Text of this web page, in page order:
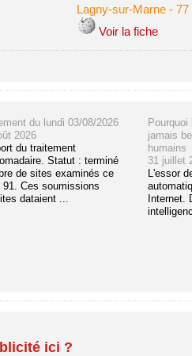
Lagny-sur-Marne- 77
Voir la fiche
du lundi 03/08/2026
2026
du traitement
Statut : terminé
de sites examinés ce
91. Ces soumissions
dataient ...
jamais
humains
31 juillet
L'essor
Internet.
ici ?